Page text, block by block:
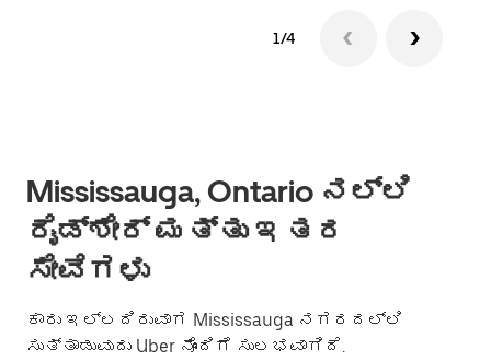
1/4
Mississauga, Ontario ನಲ್ಲಿ
ರೈಡ್‌ಶೇರ್ ಮತ್ತು ಇತರ
ಸೇವೆಗಳು
ಕಾರು ಇಲ್ಲದಿರುವಾಗ Mississauga ನಗರದಲ್ಲಿ
ಸುತ್ತಾಡುವುದು Uber ನೊಂದಿಗೆ ಸುಲಭವಾಗಿದೆ.